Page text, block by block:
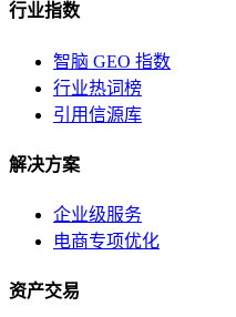
行业指数
智脑 GEO 指数
行业热词榜
引用信源库
解决方案
企业级服务
电商专项优化
资产交易